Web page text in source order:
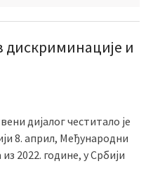
и
дијалог честитало је
8. април, Међународни
2022. године, у Србији